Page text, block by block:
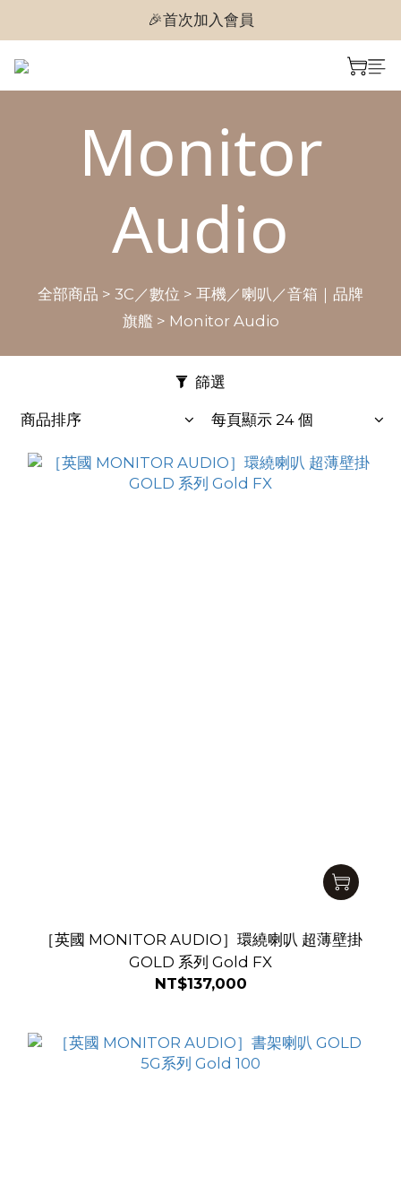
🎉首次加入會員
🎉首次加入會員
Monitor
Audio
全部商品 > 3C／數位 > 耳機／喇叭／音箱｜品牌
旗艦 > Monitor Audio
篩選
商品排序 每頁顯示 24 個
［英國 MONITOR AUDIO］環繞喇叭 超薄壁掛
GOLD 系列 Gold FX
NT$137,000